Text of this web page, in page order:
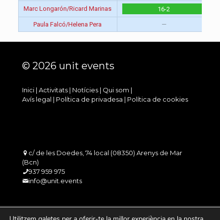
Marc Longarón/Ricard Marinas 16-2
Paula Falcó/Helena Pera —
© 2026 unit events
Inici | Activitats | Notícies | Qui som |
Avís legal | Política de privadesa | Política de cookies
c/ de les Doedes, 74 local (08350) Arenys de Mar
(Bcn)
937 959 975
info@unit.events